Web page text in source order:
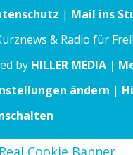
| Mail ins
& Radio für
by HILLER MEDIA |
ändern |